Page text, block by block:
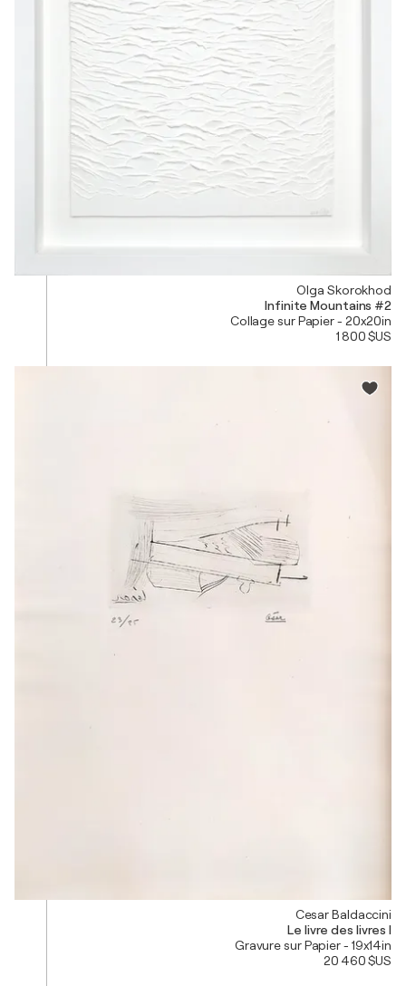
Olga Skorokhod
Infinite Mountains #2
Collage sur Papier - 20x20in
1 800 $US
Cesar Baldaccini
Le livre des livres I
Gravure sur Papier - 19x14in
20 460 $US